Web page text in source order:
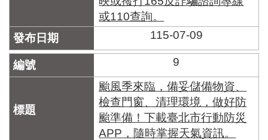
或110查詢。
115-07-09
9
颱風季來臨，備妥儲備物資、
檢查門窗、清理環境，做好防
颱準備！下載臺北市行動防災
APP，隨時掌握天氣資訊。